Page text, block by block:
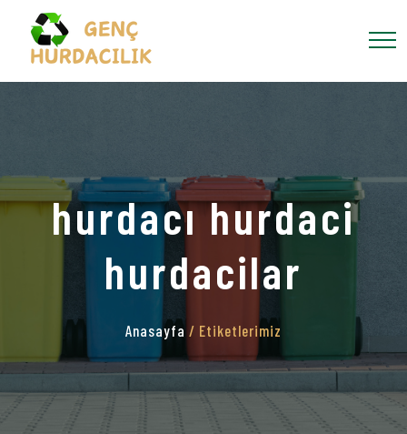
hurdacı hurdaci
hurdacilar
Anasayfa / Etiketlerimiz